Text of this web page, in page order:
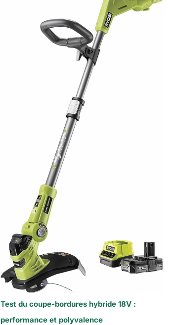
Test du coupe-bordures hybride 18V :
performance et polyvalence